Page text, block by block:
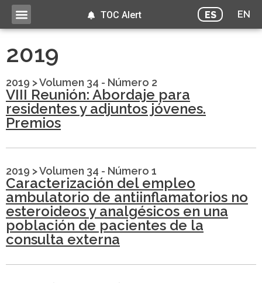
ES EN
TOC Alert
2019
2019 >Volumen 34 - Número 2
VIII Reunión: Abordaje para
residentes y adjuntos jóvenes.
Premios
2019 >Volumen 34 - Número 1
Caracterización del empleo
ambulatorio de antiinflamatorios no
esteroideos y analgésicos en una
población de pacientes de la
consulta externa